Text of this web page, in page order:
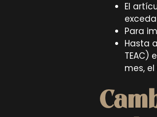
El
Para
Hasta
TEAC)
mes,